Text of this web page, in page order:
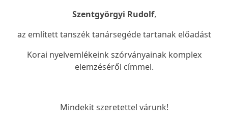
Szentgyörgyi Rudolf,
az említett tanszék tanársegéde tartanak előadást
Korai nyelvemlékeink szórványainak komplex
elemzéséről címmel.
Mindekit szeretettel várunk!